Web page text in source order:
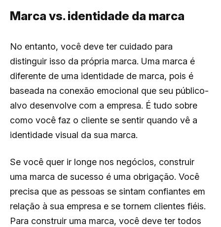
Marca vs. identidade da marca
No entanto, você deve ter cuidado para
distinguir isso da própria marca. Uma marca é
diferente de uma identidade de marca, pois é
baseada na conexão emocional que seu público-
alvo desenvolve com a empresa. É tudo sobre
como você faz o cliente se sentir quando vê a
identidade visual da sua marca.
Se você quer ir longe nos negócios, construir
uma marca de sucesso é uma obrigação. Você
precisa que as pessoas se sintam confiantes em
relação à sua empresa e se tornem clientes fiéis.
Para construir uma marca, você deve ter todos